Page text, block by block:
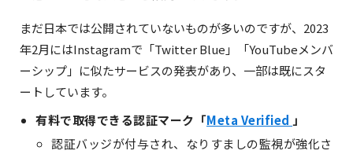
まだ日本では公開されていないものが多いのですが、2023
年2月にはInstagramで「Twitter Blue」「YouTubeメンバ
ーシップ」に似たサービスの発表があり、一部は既にスタ
ートしています。
有料で取得できる認証マーク「Meta Verified 」
認証バッジが付与され、なりすましの監視が強化さ